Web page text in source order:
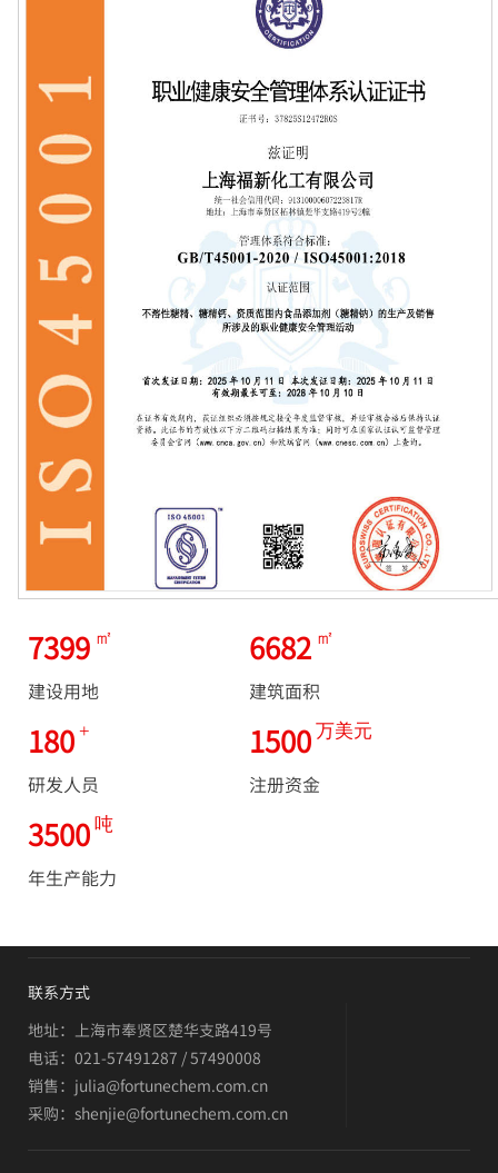
7399 ㎡
建设用地
6682 ㎡
建筑面积
180 +
研发人员
1500 万美元
注册资金
3500 吨
年生产能力
联系方式
地址：上海市奉贤区楚华支路419号
电话：021-57491287 / 57490008
销售：julia@fortunechem.com.cn
采购：shenjie@fortunechem.com.cn